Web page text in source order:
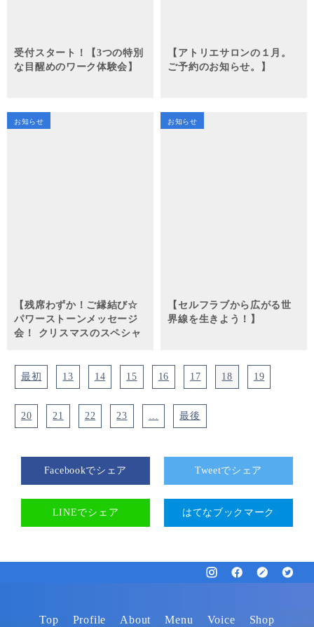
受付スタート！【3つの特別
な目醒めのワーク体験会】
【アトリエサロンの１月。
ご予約のお知らせ。】
お知らせ
【残席わずか！ご縁結び☆
パワーストーンメッセージ
会！ クリスマスのスペシャ
お知らせ
【セルフラブから広がる世
界線を生きよう！】
最初 13 14 15 16 17 18 19
20 21 22 23 … 最後
Facebookでシェア Tweetでシェア
LINEでシェア はてなブックマーク
Top Profile About Menu Voice Shop